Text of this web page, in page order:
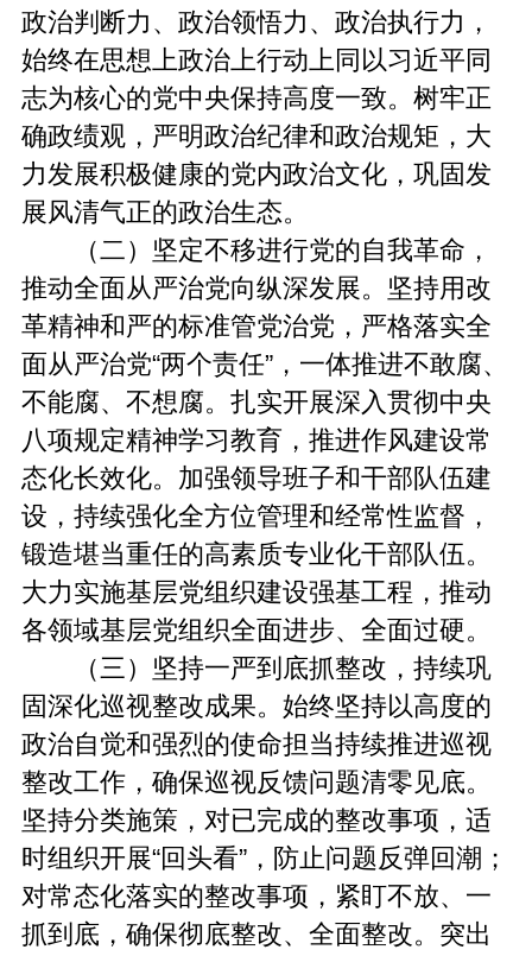
政治判断力、政治领悟力、政治执行力，
始终在思想上政治上行动上同以习近平同
志为核心的党中央保持高度一致。树牢正
确政绩观，严明政治纪律和政治规矩，大
力发展积极健康的党内政治文化，巩固发
展风清气正的政治生态。
（二）坚定不移进行党的自我革命，
推动全面从严治党向纵深发展。坚持用改
革精神和严的标准管党治党，严格落实全
面从严治党“两个责任”，一体推进不敢腐、
不能腐、不想腐。扎实开展深入贯彻中央
八项规定精神学习教育，推进作风建设常
态化长效化。加强领导班子和干部队伍建
设，持续强化全方位管理和经常性监督，
锻造堪当重任的高素质专业化干部队伍。
大力实施基层党组织建设强基工程，推动
各领域基层党组织全面进步、全面过硬。
（三）坚持一严到底抓整改，持续巩
固深化巡视整改成果。始终坚持以高度的
政治自觉和强烈的使命担当持续推进巡视
整改工作，确保巡视反馈问题清零见底。
坚持分类施策，对已完成的整改事项，适
时组织开展“回头看”，防止问题反弹回潮；
对常态化落实的整改事项，紧盯不放、一
抓到底，确保彻底整改、全面整改。突出